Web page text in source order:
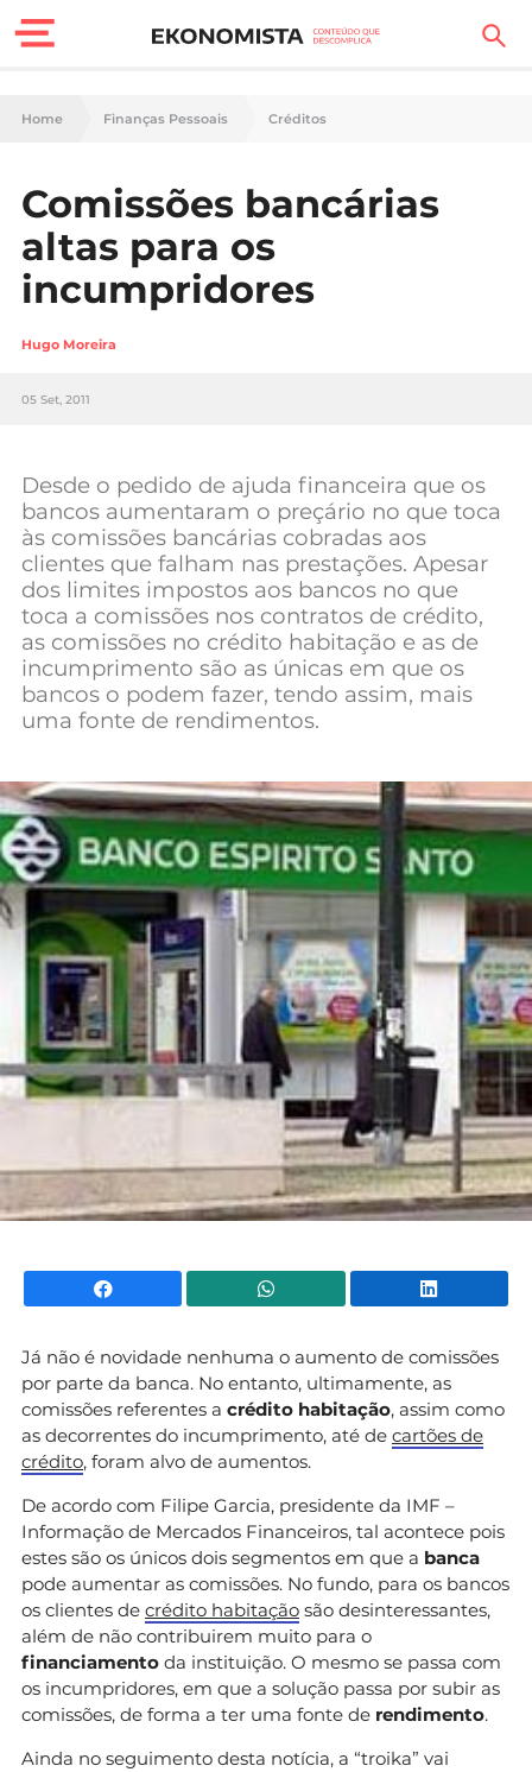
Finanças Pessoais
Carreira
Casa
Lifestyle
Sociedade
Negócios
Mundial 2026
Home Finanças Pessoais Créditos
Comissões bancárias
altas para os
incumpridores
Hugo Moreira
05 Set, 2011
Desde o pedido de ajuda financeira que os
bancos aumentaram o preçário no que toca
às comissões bancárias cobradas aos
clientes que falham nas prestações. Apesar
dos limites impostos aos bancos no que
toca a comissões nos contratos de crédito,
as comissões no crédito habitação e as de
incumprimento são as únicas em que os
bancos o podem fazer, tendo assim, mais
uma fonte de rendimentos.
Facebook WhatsApp
Já não é novidade nenhuma o aumento de comissões
por parte da banca. No entanto, ultimamente, as
comissões referentes a crédito habitação, assim como
as decorrentes do incumprimento, até de cartões de
crédito, foram alvo de aumentos.
De acordo com Filipe Garcia, presidente da IMF –
Informação de Mercados Financeiros, tal acontece pois
estes são os únicos dois segmentos em que a banca
pode aumentar as comissões. No fundo, para os bancos
os clientes de crédito habitação são desinteressantes,
além de não contribuirem muito para o
financiamento da instituição. O mesmo se passa com
os incumpridores, em que a solução passa por subir as
comissões, de forma a ter uma fonte de rendimento.
Ainda no seguimento desta notícia, a “troika” vai